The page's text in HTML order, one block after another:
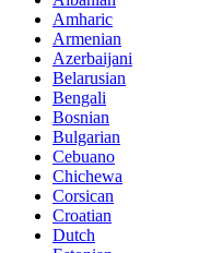
Amharic
Armenian
Azerbaijani
Belarusian
Bengali
Bosnian
Bulgarian
Cebuano
Chichewa
Corsican
Croatian
Dutch